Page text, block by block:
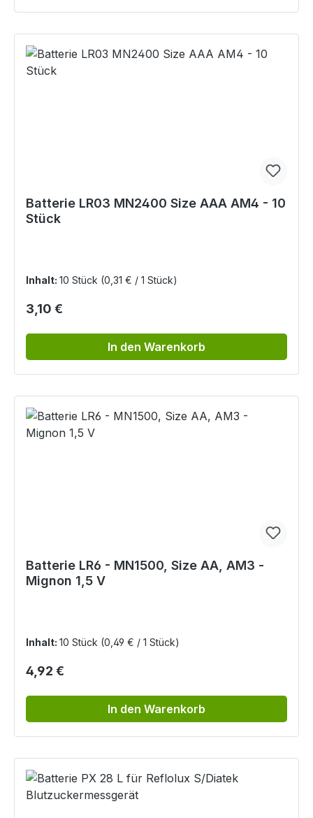
Batterie LR03 MN2400 Size AAA AM4 - 10
Stück
Inhalt: 10 Stück (0,31 € / 1 Stück)
Regulärer Preis:
3,10 €
In den Warenkorb
Batterie LR6 - MN1500, Size AA, AM3 -
Mignon 1,5 V
Inhalt: 10 Stück (0,49 € / 1 Stück)
Regulärer Preis:
4,92 €
In den Warenkorb